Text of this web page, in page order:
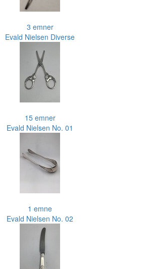
3 emner
Evald Nielsen Diverse
15 emner
Evald Nielsen No. 01
1 emne
Evald Nielsen No. 02